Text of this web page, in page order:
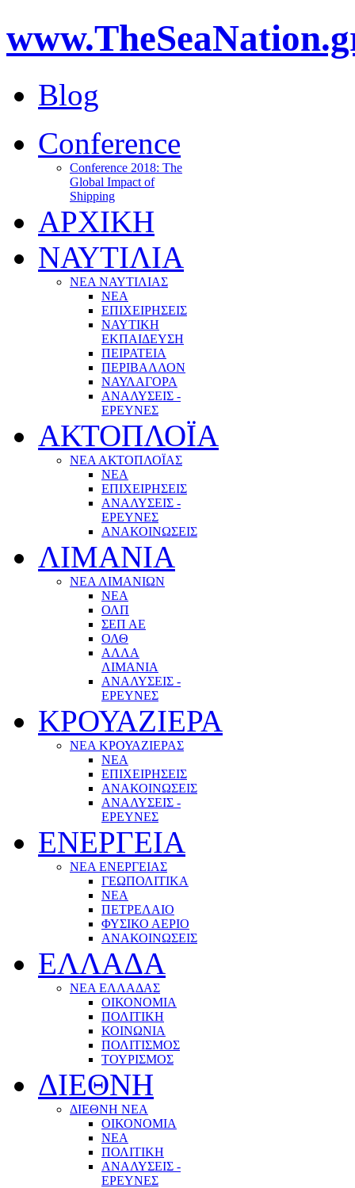
Blog
Conference
Conference 2018: The
Global Impact of
Shipping
ΑΡΧΙΚΗ
ΝΑΥΤΙΛΙΑ
ΝΕΑ ΝΑΥΤΙΛΙΑΣ
ΝΕΑ
ΕΠΙΧΕΙΡΗΣΕΙΣ
ΝΑΥΤΙΚΗ
ΕΚΠΑΙΔΕΥΣΗ
ΠΕΙΡΑΤΕΙΑ
ΠΕΡΙΒΑΛΛΟΝ
ΝΑΥΛΑΓΟΡΑ
ΑΝΑΛΥΣΕΙΣ -
ΕΡΕΥΝΕΣ
ΑΚΤΟΠΛΟΪΑ
ΝΕΑ ΑΚΤΟΠΛΟΪΑΣ
ΝΕΑ
ΕΠΙΧΕΙΡΗΣΕΙΣ
ΑΝΑΛΥΣΕΙΣ -
ΕΡΕΥΝΕΣ
ΑΝΑΚΟΙΝΩΣΕΙΣ
ΛΙΜΑΝΙΑ
ΝΕΑ ΛΙΜΑΝΙΩΝ
ΝΕΑ
ΟΛΠ
ΣΕΠ ΑΕ
ΟΛΘ
ΑΛΛΑ
ΛΙΜΑΝΙΑ
ΑΝΑΛΥΣΕΙΣ -
ΕΡΕΥΝΕΣ
ΚΡΟΥΑΖΙΕΡΑ
ΝΕΑ ΚΡΟΥΑΖΙΕΡΑΣ
NEA
ΕΠΙΧΕΙΡΗΣΕΙΣ
ΑΝΑΚΟΙΝΩΣΕΙΣ
ΑΝΑΛΥΣΕΙΣ -
ΕΡΕΥΝΕΣ
ΕΝΕΡΓΕΙΑ
ΝΕΑ ΕΝΕΡΓΕΙΑΣ
ΓΕΩΠΟΛΙΤΙΚΑ
ΝΕΑ
ΠΕΤΡΕΛΑΙΟ
ΦΥΣΙΚΟ ΑΕΡΙΟ
ΑΝΑΚΟΙΝΩΣΕΙΣ
ΕΛΛΑΔΑ
ΝΕΑ ΕΛΛΑΔΑΣ
ΟΙΚΟΝΟΜΙΑ
ΠΟΛΙΤΙΚΗ
ΚΟΙΝΩΝΙΑ
ΠΟΛΙΤΙΣΜΟΣ
ΤΟΥΡΙΣΜΟΣ
ΔΙΕΘΝΗ
ΔΙΕΘΝΗ ΝΕΑ
ΟΙΚΟΝΟΜΙΑ
ΝΕΑ
ΠΟΛΙΤΙΚΗ
ΑΝΑΛΥΣΕΙΣ -
ΕΡΕΥΝΕΣ